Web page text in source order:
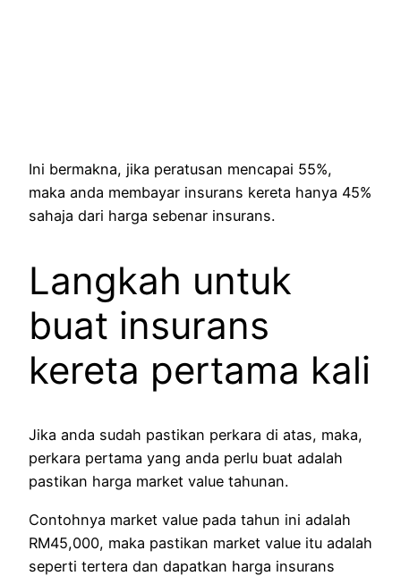
Ini bermakna, jika peratusan mencapai 55%,
maka anda membayar insurans kereta hanya 45%
sahaja dari harga sebenar insurans.
Langkah untuk
buat insurans
kereta pertama kali
Jika anda sudah pastikan perkara di atas, maka,
perkara pertama yang anda perlu buat adalah
pastikan harga market value tahunan.
Contohnya market value pada tahun ini adalah
RM45,000, maka pastikan market value itu adalah
seperti tertera dan dapatkan harga insurans